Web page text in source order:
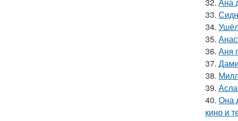
33.
34.
35.
36. Аня
37.
38.
39.
40. Она
кино и